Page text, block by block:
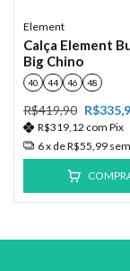
Element
Calça Element
Big Chino
40 44 46 48
R$419,90
R$319,12 com Pix
6x deR$55,99